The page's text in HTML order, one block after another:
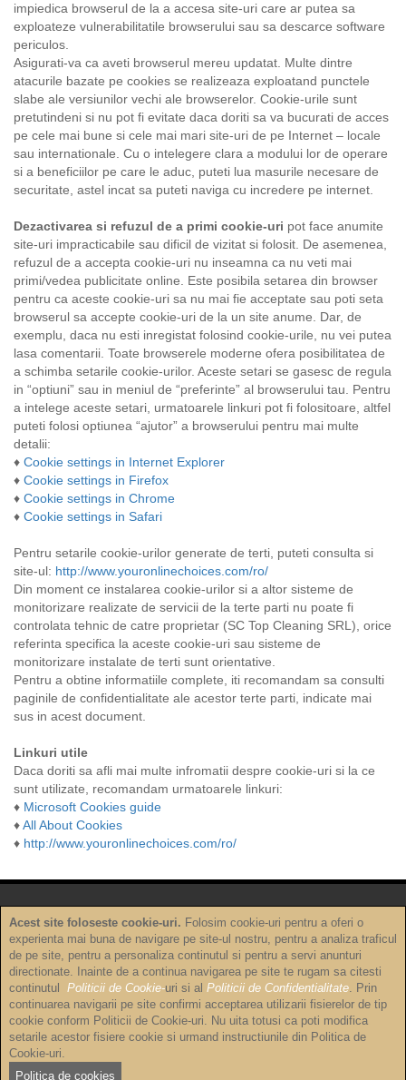
impiedica browserul de la a accesa site-uri care ar putea sa
exploateze vulnerabilitatile browserului sau sa descarce software
periculos.
Asigurati-va ca aveti browserul mereu updatat. Multe dintre
atacurile bazate pe cookies se realizeaza exploatand punctele
slabe ale versiunilor vechi ale browserelor. Cookie-urile sunt
pretutindeni si nu pot fi evitate daca doriti sa va bucurati de acces
pe cele mai bune si cele mai mari site-uri de pe Internet – locale
sau internationale. Cu o intelegere clara a modului lor de operare
si a beneficiilor pe care le aduc, puteti lua masurile necesare de
securitate, astel incat sa puteti naviga cu incredere pe internet.
Dezactivarea si refuzul de a primi cookie-uri pot face anumite
site-uri impracticabile sau dificil de vizitat si folosit. De asemenea,
refuzul de a accepta cookie-uri nu inseamna ca nu veti mai
primi/vedea publicitate online. Este posibila setarea din browser
pentru ca aceste cookie-uri sa nu mai fie acceptate sau poti seta
browserul sa accepte cookie-uri de la un site anume. Dar, de
exemplu, daca nu esti inregistat folosind cookie-urile, nu vei putea
lasa comentarii. Toate browserele moderne ofera posibilitatea de
a schimba setarile cookie-urilor. Aceste setari se gasesc de regula
in “optiuni” sau in meniul de “preferinte” al browserului tau. Pentru
a intelege aceste setari, urmatoarele linkuri pot fi folositoare, altfel
puteti folosi optiunea “ajutor” a browserului pentru mai multe
detalii:
♦ Cookie settings in Internet Explorer
♦ Cookie settings in Firefox
♦ Cookie settings in Chrome
♦ Cookie settings in Safari
Pentru setarile cookie-urilor generate de terti, puteti consulta si
site-ul: http://www.youronlinechoices.com/ro/
Din moment ce instalarea cookie-urilor si a altor sisteme de
monitorizare realizate de servicii de la terte parti nu poate fi
controlata tehnic de catre proprietar (SC Top Cleaning SRL), orice
referinta specifica la aceste cookie-uri sau sisteme de
monitorizare instalate de terti sunt orientative.
Pentru a obtine informatiile complete, iti recomandam sa consulti
paginile de confidentialitate ale acestor terte parti, indicate mai
sus in acest document.
Linkuri utile
Daca doriti sa afli mai multe infromatii despre cookie-uri si la ce
sunt utilizate, recomandam urmatoarele linkuri:
♦ Microsoft Cookies guide
♦All About Cookies
♦ http://www.youronlinechoices.com/ro/
Politica de confidențialitate
Politica de cookie-uri
Termeni și condiții
Copyright © 2026
Acest site foloseste cookie-uri. Folosim cookie-uri pentru a oferi o
experienta mai buna de navigare pe site-ul nostru, pentru a analiza traficul
de pe site, pentru a personaliza continutul si pentru a servi anunturi
directionate. Inainte de a continua navigarea pe site te rugam sa citesti
continutul Politicii de Cookie-uri si al Politicii de Confidentialitate. Prin
continuarea navigarii pe site confirmi acceptarea utilizarii fisierelor de tip
cookie conform Politicii de Cookie-uri. Nu uita totusi ca poti modifica
setarile acestor fisiere cookie si urmand instructiunile din Politica de
Cookie-uri.
Politica de cookies